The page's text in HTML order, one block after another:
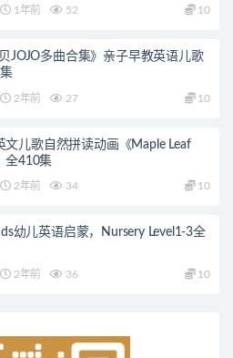
1年前 52 10
贝JOJO多曲合集》亲子早教英语儿歌
2年前 27 10
文儿歌自然拼读动画《Maple Leaf
全410集
2年前 34 10
幼儿英语启蒙，Nursery Level1-3全
2年前 36 10